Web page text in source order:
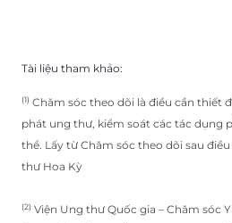
Tài liệu tham khảo:
(1) Chăm sóc theo dõi là điều cần thiết
phát ung thư, kiểm soát các tác dụng
thể. Lấy từ Chăm sóc theo dõi sau
thư Hoa Kỳ
(2) Viện Ung thư Quốc gia – Chăm sóc